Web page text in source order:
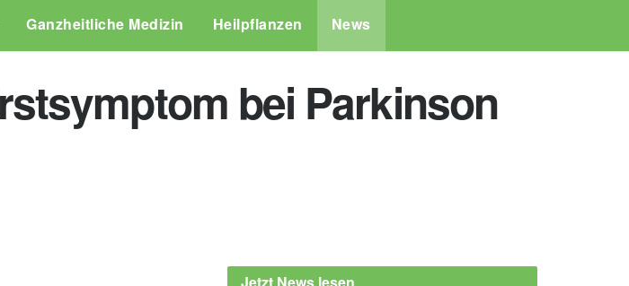
Ganzheitliche Medizin Heilpflanzen News
bei Parkinson